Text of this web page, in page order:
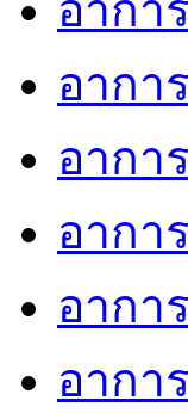
อากา
อากา
อากา
อากา
อากา